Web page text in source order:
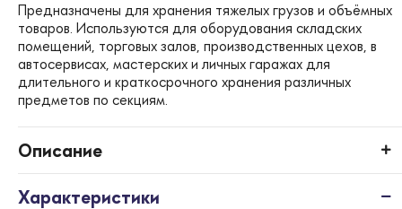
Предназначены для хранения тяжелых грузов и объёмных
товаров. Используются для оборудования складских
помещений, торговых залов, производственных цехов, в
автосервисах, мастерских и личных гаражах для
длительного и краткосрочного хранения различных
предметов по секциям.
Описание
Характеристики